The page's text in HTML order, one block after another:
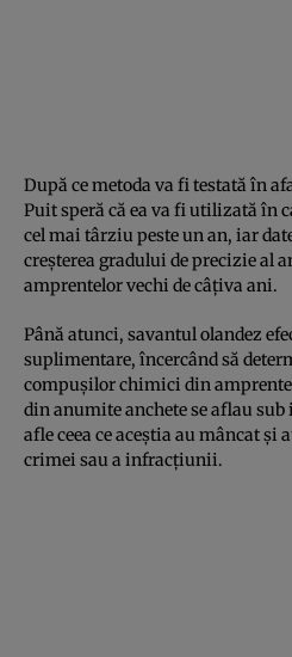
După ce metoda va fi testată în
Puit speră că ea va fi utilizată în
cel mai târziu peste un an, iar
creşterea gradului de precizie al
amprentelor vechi de câţiva ani.
Până atunci, savantul olandez
suplimentare, încercând să
compuşilor chimici din
din anumite anchete se aflau
afle ceea ce aceştia au mâncat
crimei sau a infracţiunii.